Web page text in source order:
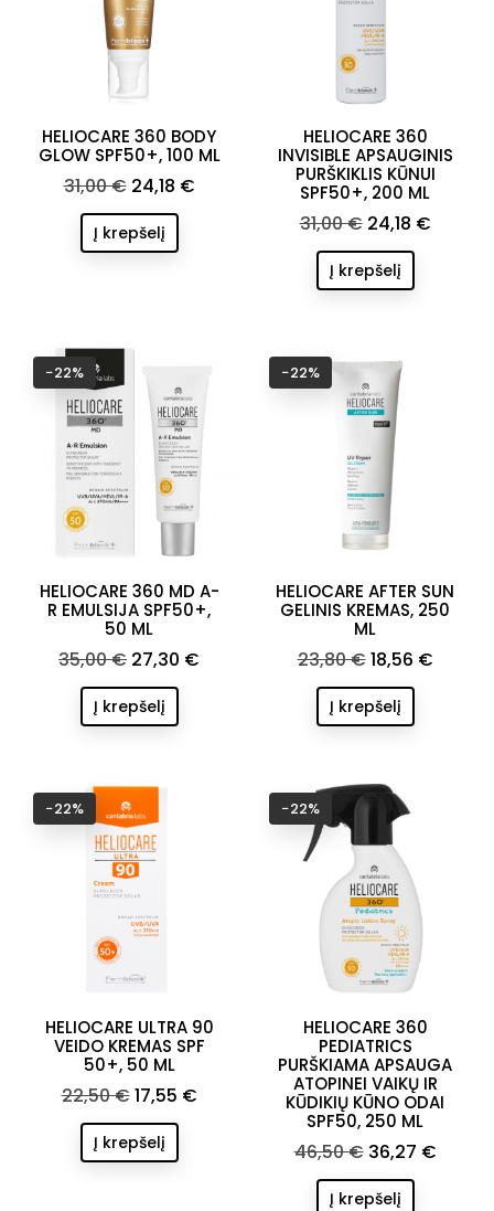
HELIOCARE 360 BODY
GLOW SPF50+, 100 ML
Bazinė
kaina
31,00 € Kaina
24,18 €
Į krepšelį
HELIOCARE 360
INVISIBLE APSAUGINIS
PURŠKIKLIS KŪNUI
SPF50+, 200 ML
Bazinė
kaina
31,00 € Kaina
24,18 €
Į krepšelį
HELIOCARE 360 MD A-
R EMULSIJA SPF50+,
50 ML
Bazinė
kaina
35,00 € Kaina
27,30 €
Į krepšelį
−22%
HELIOCARE AFTER SUN
GELINIS KREMAS, 250
ML
Bazinė
kaina
23,80 €Kaina
18,56 €
Į krepšelį
−22%
HELIOCARE ULTRA 90
VEIDO KREMAS SPF
50+, 50 ML
Bazinė
kaina
22,50 €Kaina
17,55 €
Į krepšelį
−22%
HELIOCARE 360
PEDIATRICS
PURŠKIAMA APSAUGA
ATOPINEI VAIKŲ IR
KŪDIKIŲ KŪNO ODAI
SPF50, 250 ML
Bazinė
kaina
46,50 € Kaina
36,27 €
Į krepšelį
−22%